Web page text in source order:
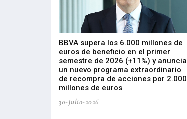
BBVA supera los 6.000 millones de
euros de beneficio en el primer
semestre de 2026 (+11%) y anuncia
un nuevo programa extraordinario
de recompra de acciones por 2.000
millones de euros
30-Julio-2026